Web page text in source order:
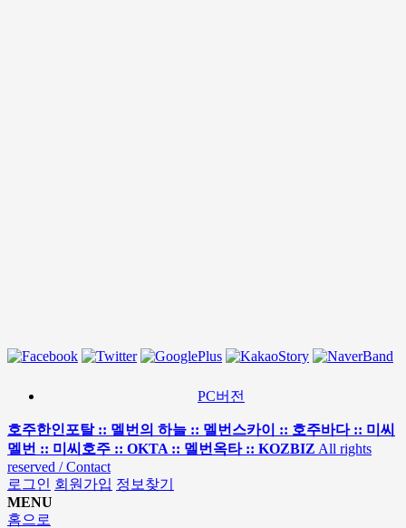
PC버전
호주한인포탈 :: 멜번의 하늘 :: 멜번스카이 :: 호주바다 :: 미씨
멜번 :: 미씨호주 :: OKTA :: 멜번옥타 :: KOZBIZ All rights
reserved / Contact
로그인 회원가입 정보찾기
MENU
홈으로